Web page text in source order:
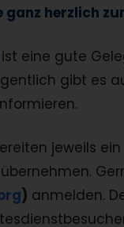
ganz herzlich
ist eine gute
gibt es
jeweils
) anmelden.